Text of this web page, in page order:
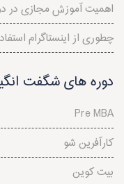
اهمیت آموزش مجازی در
چطوری از اینستاگرام
دوره های شگفت
Pre MBA
کارآفرین شو
بیت کوین